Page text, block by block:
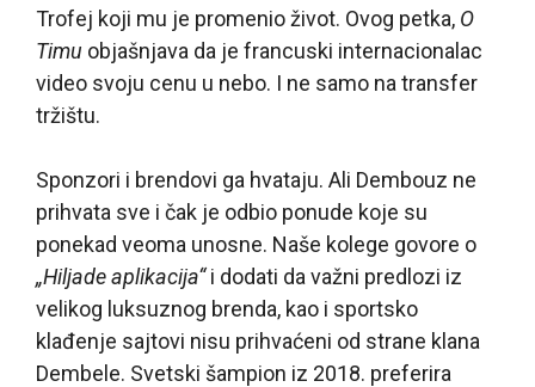
Trofej koji mu je promenio život. Ovog petka, O
Timu objašnjava da je francuski internacionalac
video svoju cenu u nebo. I ne samo na transfer
tržištu.
Sponzori i brendovi ga hvataju. Ali Dembouz ne
prihvata sve i čak je odbio ponude koje su
ponekad veoma unosne. Naše kolege govore o
„Hiljade aplikacija“i dodati da važni predlozi iz
velikog luksuznog brenda, kao i sportsko
klađenje sajtovi nisu prihvaćeni od strane klana
Dembele. Svetski šampion iz 2018. preferira